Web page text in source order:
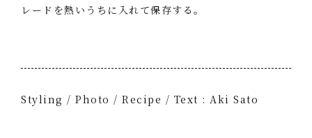
レードを熱いうちに入れて保存する。
Styling / Photo / Recipe / Text : Aki Sato